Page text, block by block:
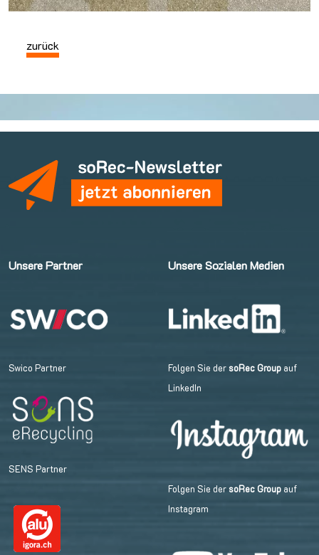
zurück
Unsere Partner
Swico Partner
SENS Partner
Unsere Sozialen Medien
Folgen Sie der soRec Group auf
LinkedIn
Folgen Sie der soRec Group auf
Instagram